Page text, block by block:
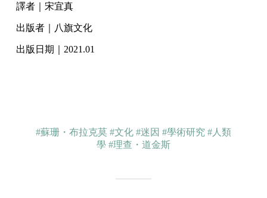
譯者｜宋宜真
出版者｜八旗文化
出版日期｜2021.01
#蘇珊・布拉克莫 #文化 #迷因 #學術研究 #人類
學 #理查・道金斯